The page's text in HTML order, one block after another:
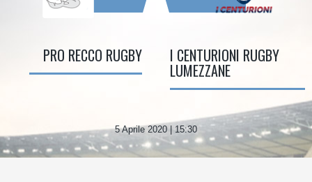
PRO RECCO RUGBY I CENTURIONI RUGBY
LUMEZZANE
5 Aprile 2020 | 15:30